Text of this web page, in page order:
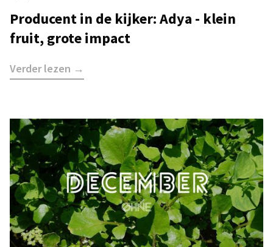
Producent in de kijker: Adya - klein
fruit, grote impact
Verder lezen →